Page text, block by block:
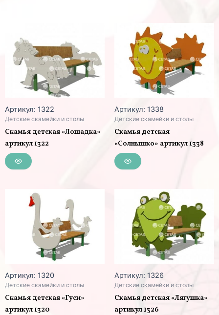
Артикул: 1322
Детские скамейки и столы
Скамья детская «Лошадка»
артикул 1322
Артикул: 1338
Детские скамейки и столы
Скамья детская
«Солнышко» артикул 1338
Артикул: 1320
Детские скамейки и столы
Скамья детская «Гуси»
артикул 1320
Артикул: 1326
Детские скамейки и столы
Скамья детская «Лягушка»
артикул 1326